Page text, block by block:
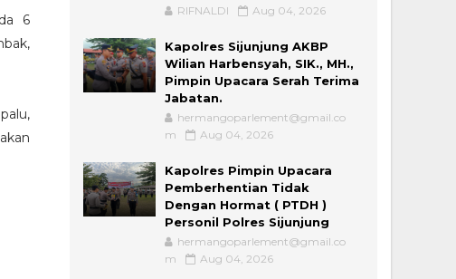
6
RIFNALDI Aug 04, 2026
Kapolres Sijunjung AKBP
Wilian Harbensyah, SIK., MH.,
Pimpin Upacara Serah Terima
Jabatan.
hermangoparlement@gmail.co
m
Aug 04, 2026
Kapolres Pimpin Upacara
Pemberhentian Tidak
Dengan Hormat ( PTDH )
Personil Polres Sijunjung
hermangoparlement@gmail.co
m
Aug 04, 2026